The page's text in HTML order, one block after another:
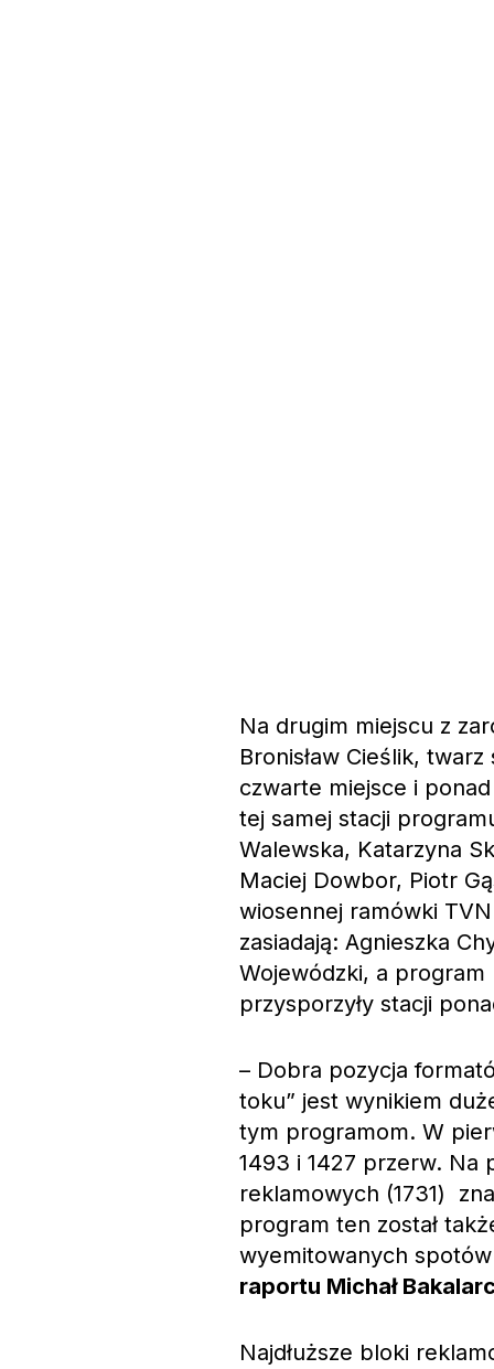
Na drugim miejscu z
Bronisław Cieślik,
czwarte miejsce i
tej samej stacji
Walewska, Katarzyna
Maciej Dowbor, Piotr
wiosennej ramówki
zasiadają: Agnieszka
Wojewódzki, a
przysporzyły stacji
– Dobra pozycja
toku” jest wynikiem
tym programom. W
1493 i 1427 przerw. Na
reklamowych (1731)
program ten został
wyemitowanych
raportu Michał
Najdłuższe bloki